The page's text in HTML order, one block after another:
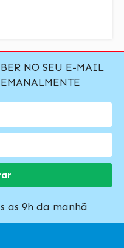
NO SEU E-MAIL
as 9h da manhã